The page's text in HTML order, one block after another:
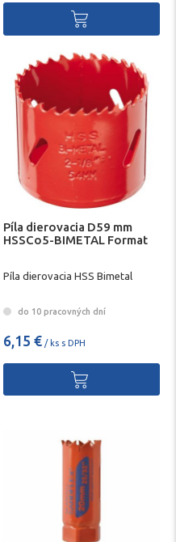
Píla dierovacia D59 mm
HSSCo5-BIMETAL Format
Píla dierovacia HSS Bimetal
do 10 pracovných dní
6,15 € / ks s DPH